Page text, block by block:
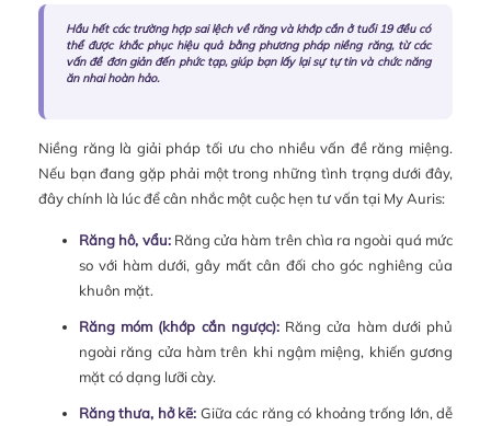
Hầu hết các trường hợp sai lệch về răng và khớp cắn ở tuổi 19 đều có
thể được khắc phục hiệu quả bằng phương pháp niềng răng, từ các
vấn đề đơn giản đến phức tạp, giúp bạn lấy lại sự tự tin và chức năng
ăn nhai hoàn hảo.
Niềng răng là giải pháp tối ưu cho nhiều vấn đề răng miệng.
Nếu bạn đang gặp phải một trong những tình trạng dưới đây,
đây chính là lúc để cân nhắc một cuộc hẹn tư vấn tại My Auris:
Răng hô, vẩu:Răng cửa hàm trên chìa ra ngoài quá mức
so với hàm dưới, gây mất cân đối cho góc nghiêng của
khuôn mặt.
Răng móm (khớp cắn ngược):Răng cửa hàm dưới phủ
ngoài răng cửa hàm trên khi ngậm miệng, khiến gương
mặt có dạng lưỡi cày.
Răng thưa, hở kẽ: Giữa các răng có khoảng trống lớn, dễ